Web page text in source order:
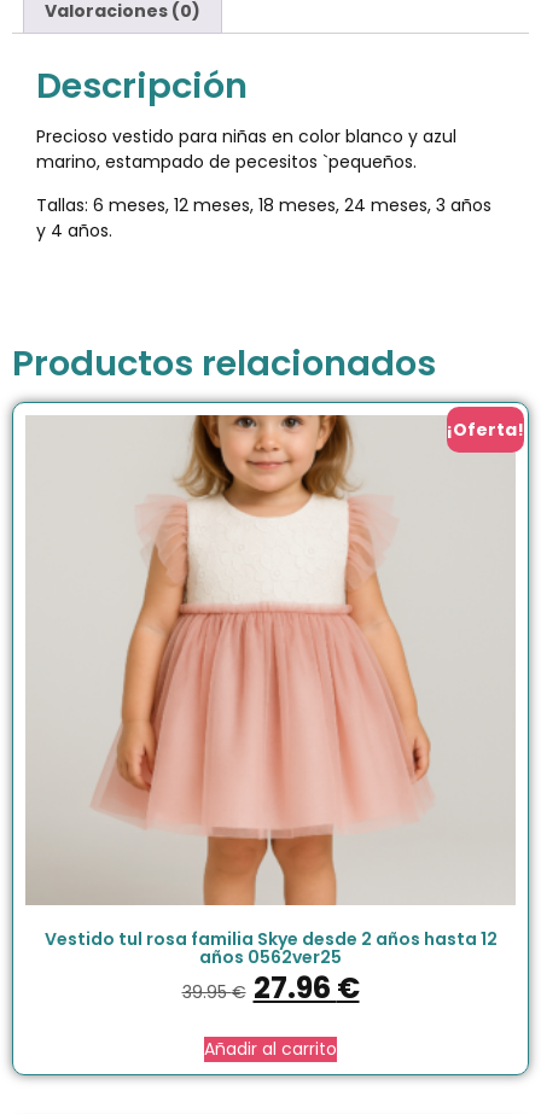
Valoraciones (0)
Descripción
Precioso vestido para niñas en color blanco y azul
marino, estampado de pecesitos `pequeños.
Tallas: 6 meses, 12 meses, 18 meses, 24 meses, 3 años
y 4 años.
Productos relacionados
¡Oferta!
Vestido tul rosa familia Skye desde 2 años hasta 12
años 0562ver25
39.95€ 27.96 €
Añadir al carrito